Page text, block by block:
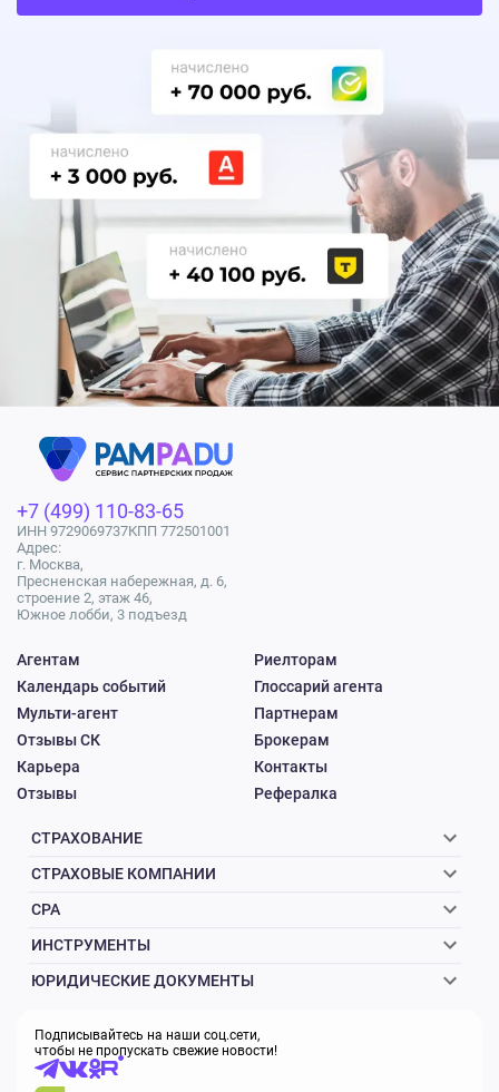
+7 (499) 110-83-65
ИНН 9729069737КПП 772501001
Адрес:
г. Москва,
Пресненская набережная, д. 6,
строение 2, этаж 46,
Южное лобби, 3 подъезд
Агентам
Риелторам
Календарь событий
Глоссарий агента
Мульти-агент
Партнерам
Отзывы СК
Брокерам
Карьера
Контакты
Отзывы
Рефералка
СТРАХОВАНИЕ
СТРАХОВЫЕ КОМПАНИИ
CPA
ИНСТРУМЕНТЫ
ЮРИДИЧЕСКИЕ ДОКУМЕНТЫ
Подписывайтесь на наши соц.сети,
чтобы не пропускать свежие новости!